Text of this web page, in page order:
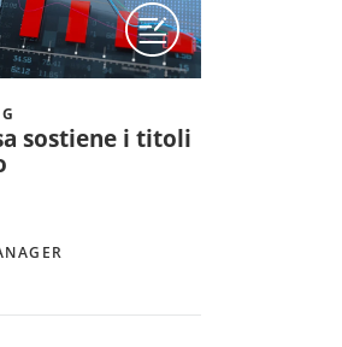
sostiene i titoli